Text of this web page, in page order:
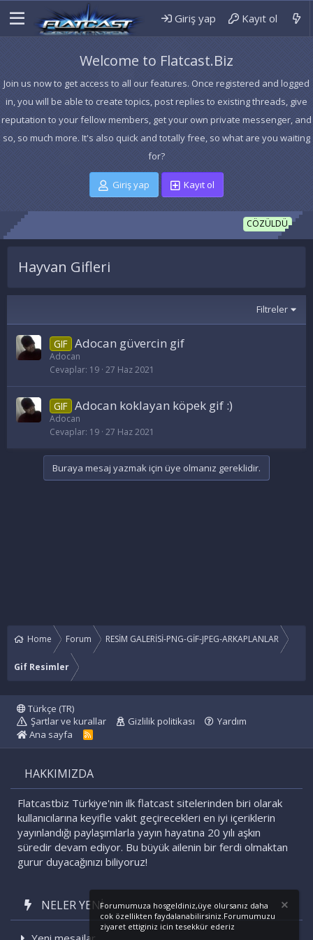
Giriş yap Kayıt ol
Welcome to Flatcast.Biz
Join us now to get access to all our features. Once registered and logged
in, you will be able to create topics, post replies to existing threads, give
reputation to your fellow members, get your own private messenger, and
so, so much more. It's also quick and totally free, so what are you waiting
for?
Giriş yap Kayıt ol
CÖZÜLDÜ
Hayvan Gifleri
Filtreler
GIF Adocan güvercin gif
Adocan
Cevaplar 19 27 Haz 2021
GIF Adocan koklayan köpek gif :)
Adocan
Cevaplar 19 27 Haz 2021
Buraya mesaj yazmak için üye olmanız gereklidir.
Home Forum RESİM GALERİSİ-PNG-GİF-JPEG-ARKAPLANLAR
Gif Resimler
Türkçe (TR)
Şartlar ve kurallar
Gizlilik politikası
Yardım
Ana sayfa
R
HAKKIMIZDA
Flatcastbiz Türkiye'nin ilk flatcast sitelerinden biri olarak
kullanıcılarına keyifle vakit geçirecekleri en iyi içeriklerin
yayınlandığı paylaşımlarla yayın hayatına 20 yılı aşkın
süredir devam ediyor. Bu büyük ailenin bir ferdi olmaktan
gurur duyacağınızı biliyoruz!
NELER YENIForumumuza hosgeldiniz,üye olursanız daha
cok özellikten faydalanabilirsiniz.Forumumuzu
ziyaret ettiginiz icin tesekkür ederiz